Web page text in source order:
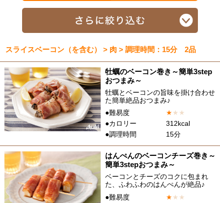
スライスベーコン（を含む） > 肉 > 調理時間：15分 2品
牡蠣のベーコン巻き～簡単3step
おつまみ～
牡蠣とベーコンの旨味を掛け合わせ
た簡単絶品おつまみ♪
●難易度
★★ ★
●カロリー
312kcal
●調理時間
15分
はんぺんのベーコンチーズ巻き～
簡単3stepおつまみ～
ベーコンとチーズのコクに包まれ
た、ふわふわのはんぺんが絶品♪
●難易度
★★ ★